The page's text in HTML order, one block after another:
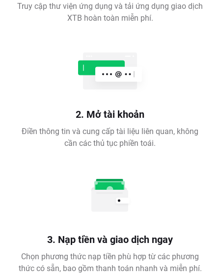
Truy cập thư viện ứng dụng và tải ứng dụng giao dịch
XTB hoàn toàn miễn phí.
2. Mở tài khoản
Điền thông tin và cung cấp tài liệu liên quan, không
cần các thủ tục phiền toái.
3. Nạp tiền và giao dịch ngay
Chọn phương thức nạp tiền phù hợp từ các phương
thức có sẵn, bao gồm thanh toán nhanh và miễn phí.